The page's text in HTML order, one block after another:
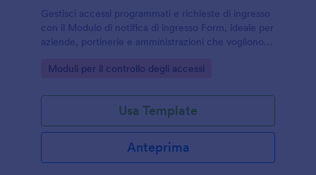
Gestisci accessi programmati e richieste di ingresso
con il Modulo di notifica di ingresso Form, ideale per
aziende, portinerie e amministrazioni che vogliono
risposta.
Go to Category:
Moduli per il controllo degli accessi
Usa Template
Anteprima